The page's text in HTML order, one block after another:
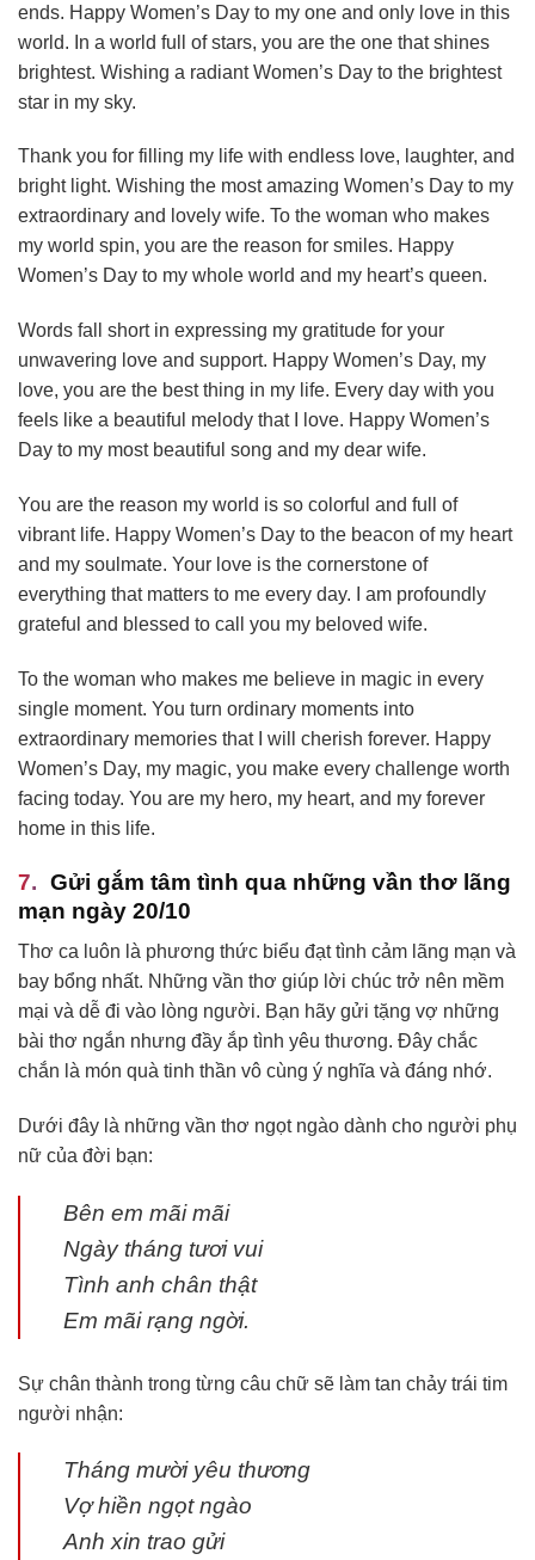
ends. Happy Women’s Day to my one and only love in this
world. In a world full of stars, you are the one that shines
brightest. Wishing a radiant Women’s Day to the brightest
star in my sky.
Thank you for filling my life with endless love, laughter, and
bright light. Wishing the most amazing Women’s Day to my
extraordinary and lovely wife. To the woman who makes
my world spin, you are the reason for smiles. Happy
Women’s Day to my whole world and my heart’s queen.
Words fall short in expressing my gratitude for your
unwavering love and support. Happy Women’s Day, my
love, you are the best thing in my life. Every day with you
feels like a beautiful melody that I love. Happy Women’s
Day to my most beautiful song and my dear wife.
You are the reason my world is so colorful and full of
vibrant life. Happy Women’s Day to the beacon of my heart
and my soulmate. Your love is the cornerstone of
everything that matters to me every day. I am profoundly
grateful and blessed to call you my beloved wife.
To the woman who makes me believe in magic in every
single moment. You turn ordinary moments into
extraordinary memories that I will cherish forever. Happy
Women’s Day, my magic, you make every challenge worth
facing today. You are my hero, my heart, and my forever
home in this life.
Gửi gắm tâm tình qua những vần thơ lãng
mạn ngày 20/10
Thơ ca luôn là phương thức biểu đạt tình cảm lãng mạn và
bay bổng nhất. Những vần thơ giúp lời chúc trở nên mềm
mại và dễ đi vào lòng người. Bạn hãy gửi tặng vợ những
bài thơ ngắn nhưng đầy ắp tình yêu thương. Đây chắc
chắn là món quà tinh thần vô cùng ý nghĩa và đáng nhớ.
Dưới đây là những vần thơ ngọt ngào dành cho người phụ
nữ của đời bạn:
Bên em mãi mãi
Ngày tháng tươi vui
Tình anh chân thật
Em mãi rạng ngời.
Sự chân thành trong từng câu chữ sẽ làm tan chảy trái tim
người nhận:
Tháng mười yêu thương
Vợ hiền ngọt ngào
Anh xin trao gửi